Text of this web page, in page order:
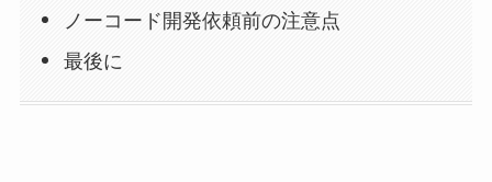
ノーコード開発依頼前の注意点
最後に